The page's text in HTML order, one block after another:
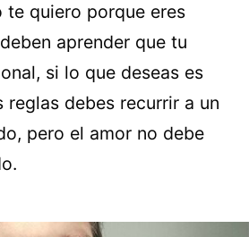
te quiero porque eres
aprender que tu
si lo que deseas es
reglas debes recurrir a un
pero el amor no debe